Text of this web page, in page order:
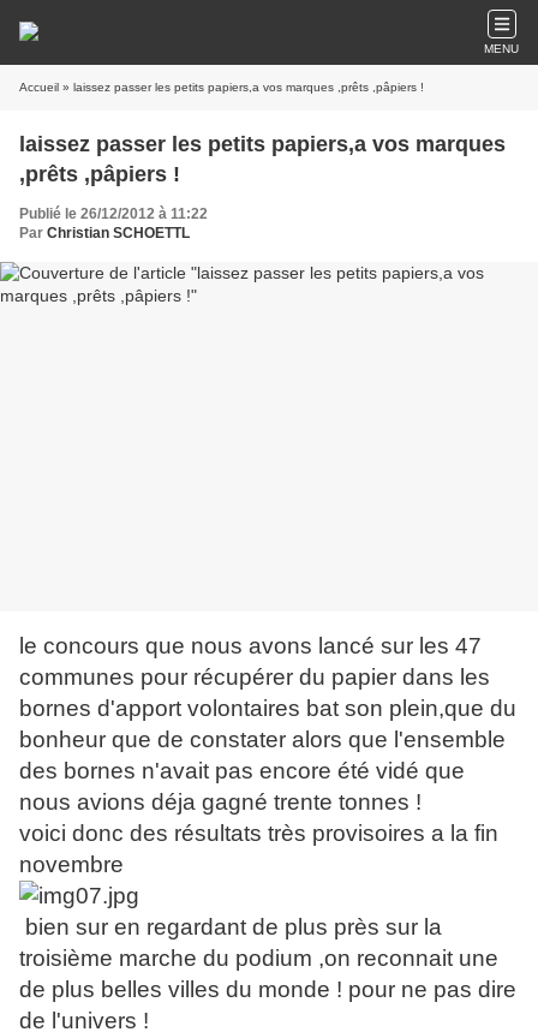
MENU
Accueil » laissez passer les petits papiers,a vos marques ,prêts ,pâpiers !
laissez passer les petits papiers,a vos marques
,prêts ,pâpiers !
Publié le 26/12/2012 à 11:22
Par Christian SCHOETTL
le concours que nous avons lancé sur les 47
communes pour récupérer du papier dans les
bornes d'apport volontaires bat son plein,que du
bonheur que de constater alors que l'ensemble
des bornes n'avait pas encore été vidé que
nous avions déja gagné trente tonnes !
voici donc des résultats très provisoires a la fin
novembre
bien sur en regardant de plus près sur la
troisième marche du podium ,on reconnait une
de plus belles villes du monde ! pour ne pas dire
de l'univers !